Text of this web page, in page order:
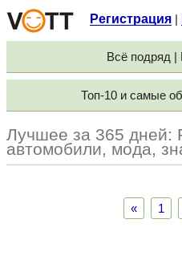
Регистрация
Всё подряд |
Топ-10 и самые
Лучшее за 365 дней:
автомобили, мода,
« 1